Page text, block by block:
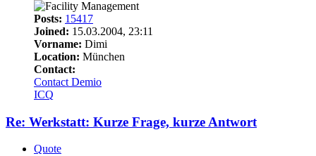
Posts: 15417
Joined: 15.03.2004, 23:11
Vorname: Dimi
Location: München
Contact:
Contact Demio
ICQ
Re: Werkstatt: Kurze Frage, kurze Antwort
Quote